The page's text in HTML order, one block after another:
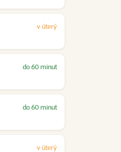
v úterý
do 60 minut
do 60 minut
v úterý